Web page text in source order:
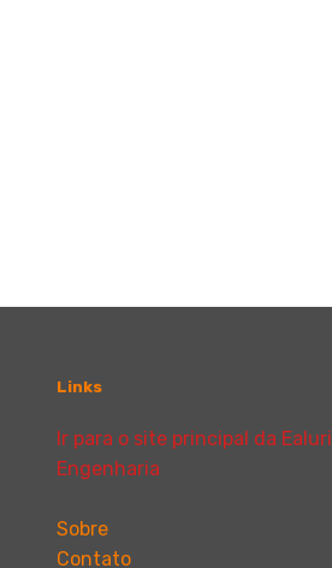
Links
Ir para o site principal da Ealuri
Engenharia
Sobre
Contato